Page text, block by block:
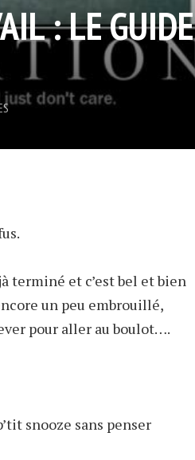
: LE GUIDE
terminé et c’est bel et bien
un peu embrouillé,
pour aller au boulot….
snooze sans penser